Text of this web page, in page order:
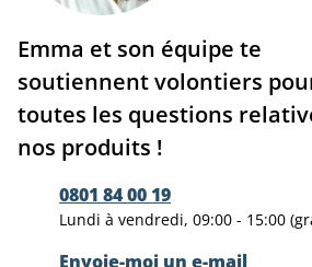
Emma et son équipe te
soutiennent volontiers
toutes les questions
nos produits !
0801 84 00 19
Lundi à vendredi, 09:00 - 15:00
Envoie-moi un e-mail